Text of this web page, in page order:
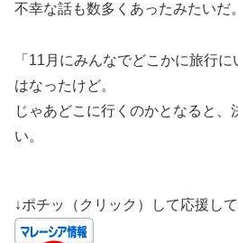
不幸な話も数多くあったみたいだ。
「11月にみんなでどこかに旅行
はなったけど。
じゃあどこに行くのかとなると、
い。
↓ポチッ（クリック）して応援し